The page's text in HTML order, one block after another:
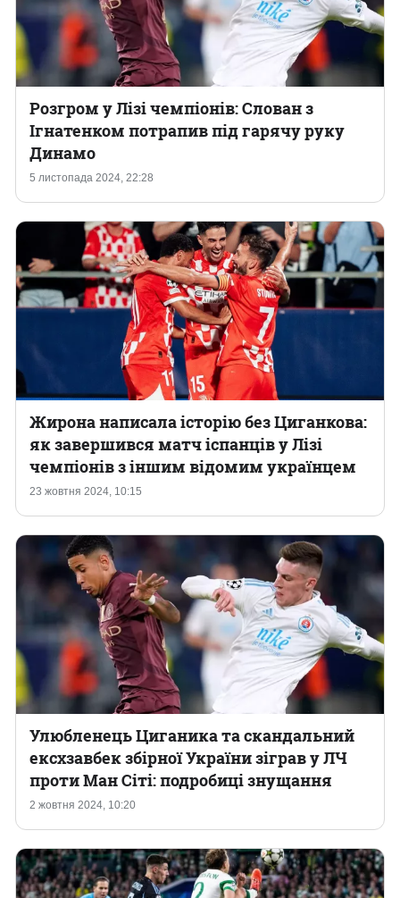
5 листопада 2024, 22:28
Розгром у Лізі чемпіонів: Слован з
Ігнатенком потрапив під гарячу руку
Динамо
23 жовтня 2024, 10:15
Жирона написала історію без Циганкова:
як завершився матч іспанців у Лізі
чемпіонів з іншим відомим українцем
2 жовтня 2024, 10:20
Улюбленець Циганика та скандальний
ексхзавбек збірної України зіграв у ЛЧ
проти Ман Сіті: подробиці знущання